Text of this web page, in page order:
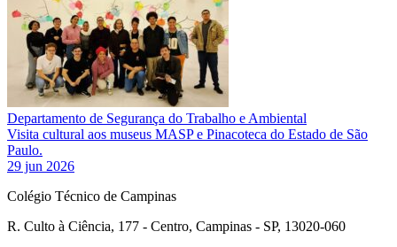
Departamento de Segurança do Trabalho e Ambiental
Visita cultural aos museus MASP e Pinacoteca do Estado de São
Paulo.
29 jun 2026
Colégio Técnico de Campinas
R. Culto à Ciência, 177 - Centro, Campinas - SP, 13020-060